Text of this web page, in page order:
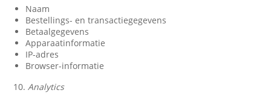
Naam
Bestellings- en transactiegegevens
Betaalgegevens
Apparaatinformatie
IP-adres
Browser-informatie
10.Analytics